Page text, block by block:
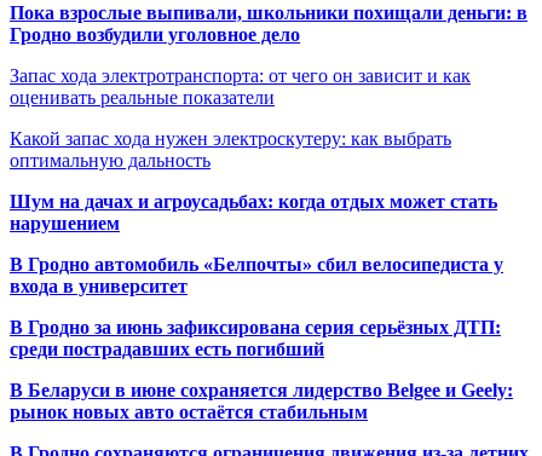
Пока взрослые выпивали, школьники похищали деньги: в
Гродно возбудили уголовное дело
Запас хода электротранспорта: от чего он зависит и как
оценивать реальные показатели
Какой запас хода нужен электроскутеру: как выбрать
оптимальную дальность
Шум на дачах и агроусадьбах: когда отдых может стать
нарушением
В Гродно автомобиль «Белпочты» сбил велосипедиста у
входа в университет
В Гродно за июнь зафиксирована серия серьёзных ДТП:
среди пострадавших есть погибший
В Беларуси в июне сохраняется лидерство Belgee и Geely:
рынок новых авто остаётся стабильным